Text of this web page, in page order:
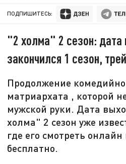
ПОДПИШИТЕСЬ:
"2 холма" 2 сезон:
закончился 1 сезон,
Продолжение
матриархата , которой
мужской руки. Дата
холма" 2 сезон уже
где его смотреть онлайн
бесплатно.